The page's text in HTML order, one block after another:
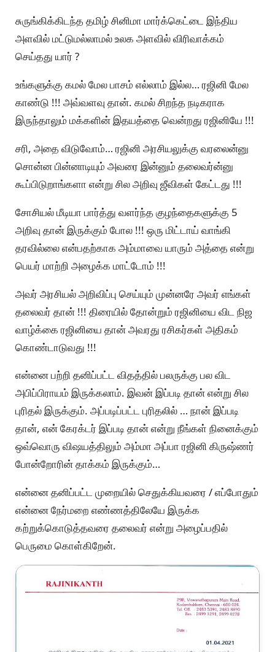
சுருங்கிக்கிடந்த தமிழ் சினிமா மார்க்கெட்டை இந்திய
அளவில் மட்டுமல்லாமல் உலக அளவில் விரிவாக்கம்
செய்தது யார் ?
உங்களுக்கு கமல் மேல பாசம் எல்லாம் இல்ல… ரஜினி மேல
காண்டு !!! அவ்வளவு தான். கமல் சிறந்த நடிகராக
இருந்தாலும் மக்களின் இதயத்தை வென்றது ரஜினியே !!!
சரி, அதை விடுவோம்… ரஜினி அரசியலுக்கு வரலைன்னு
சொன்ன பின்னாடியும் அவரை இன்னும் தலைவர்ன்னு
கூப்பிடுறாங்களா என்று சில அறிவு ஜீவிகள் கேட்டது !!!
சோசியல் மீடியா பார்த்து வளர்ந்த குழந்தைகளுக்கு 5
அறிவு தான் இருக்கும் போல !!! ஒரு மிட்டாய் வாங்கி
தரவில்லை என்பதற்காக அம்மாவை யாரும் அத்தை என்று
பெயர் மாற்றி அழைக்க மாட்டோம் !!!
அவர் அரசியல் அறிவிப்பு செய்யும் முன்னரே அவர் எங்கள்
தலைவர் தான் !!! திரையில் தோன்றும் ரஜினியை விட நிஜ
வாழ்க்கை ரஜினியை தான் அவரது ரசிகர்கள் அதிகம்
கொண்டாடுவது !!!
என்னை பற்றி தனிப்பட்ட விதத்தில் பலருக்கு பல விட
அபிப்பிராயம் இருக்கலாம். இவன் இப்படி தான் என்று சில
புரிதல் இருக்கும். அப்படிப்பட்ட புரிதலில் … நான் இப்படி
தான், என் கேரக்டர் இப்படி தான் என்று நீங்கள் நினைக்கும்
ஒவ்வொரு விஷயத்திலும் அம்மா அப்பா ரஜினி கிருஷ்ணர்
போன்றோரின் தாக்கம் இருக்கும்…
என்னை தனிப்பட்ட முறையில் செதுக்கியவரை / எப்போதும்
என்னை நேர்மறை எண்ணத்திலேயே இருக்க
கற்றுக்கொடுத்தவரை தலைவர் என்று அழைப்பதில்
பெருமை கொள்கிறேன்.